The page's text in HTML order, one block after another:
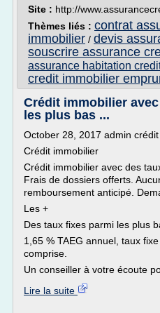
Site : http://
Thèmes liés : contrat
immobilier / devis
souscrire assurance
assurance habitation
credit immobilier
Crédit immobilier
les plus bas ...
October 28, 2017 admin
Crédit immobilier
Crédit immobilier avec des
Frais de dossiers offerts.
remboursement anticipé.
Les +
Des taux fixes parmi les plus
1,65 % TAEG annuel, taux
comprise.
Un conseiller à votre écoute
Lire la suite